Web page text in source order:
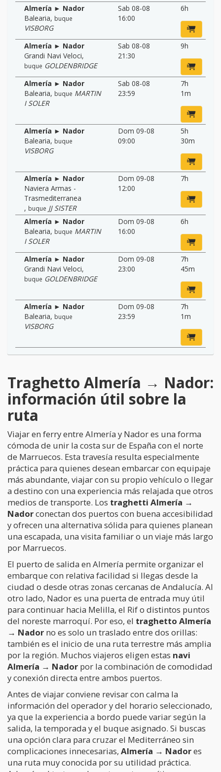
Almería ► Nador
Balearia, buque
VISBORG
Sab 08-08
16:00
6h
Almería ► Nador
Grandi Navi Veloci,
buque GOLDENBRIDGE
Sab 08-08
21:30
9h
Almería ► Nador
Balearia, buque MARTIN
I SOLER
Sab 08-08
23:59
7h
1m
Almería ► Nador
Balearia, buque
VISBORG
Dom 09-08
09:00
5h
30m
Almería ► Nador
Naviera Armas -
Trasmediterranea
, buque JJ SISTER
Dom 09-08
12:00
7h
Almería ► Nador
Balearia, buque MARTIN
I SOLER
Dom 09-08
16:00
6h
Almería ► Nador
Grandi Navi Veloci,
buque GOLDENBRIDGE
Dom 09-08
23:00
7h
45m
Almería ► Nador
Balearia, buque
VISBORG
Dom 09-08
23:59
7h
1m
Traghetto Almería → Nador:
información útil sobre la
ruta
Viajar en ferry entre Almería y Nador es una forma
cómoda de unir la costa sur de España con el norte
de Marruecos. Esta travesía resulta especialmente
práctica para quienes desean embarcar con equipaje
más abundante, viajar con su propio vehículo o llegar
a destino con una experiencia más relajada que otros
medios de transporte. Los traghetti Almería →
Nadorconectan dos puertos con buena accesibilidad
y ofrecen una alternativa sólida para quienes planean
una escapada, una visita familiar o un viaje más largo
por Marruecos.
El puerto de salida en Almería permite organizar el
embarque con relativa facilidad si llegas desde la
ciudad o desde otras zonas cercanas de Andalucía. Al
otro lado, Nador es una puerta de entrada muy útil
para continuar hacia Melilla, el Rif o distintos puntos
del noreste marroquí. Por eso, el traghetto Almería
→ Nador no es solo un traslado entre dos orillas:
también es el inicio de una ruta terrestre más amplia
por la región. Muchos viajeros eligen estas navi
Almería → Nador por la combinación de comodidad
y conexión directa entre ambos puertos.
Antes de viajar conviene revisar con calma la
información del operador y del horario seleccionado,
ya que la experiencia a bordo puede variar según la
salida, la temporada y el buque asignado. Si buscas
una opción clara para cruzar el Mediterráneo sin
complicaciones innecesarias, Almería → Nadores
una ruta muy conocida por su utilidad práctica.